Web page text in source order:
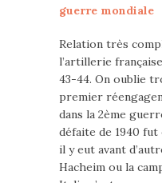
guerre mondiale
Relation très
l’artillerie
43-44. On oublie
premier
dans la 2ème
défaite de 1940 fut
il y eut avant
Hacheim ou la